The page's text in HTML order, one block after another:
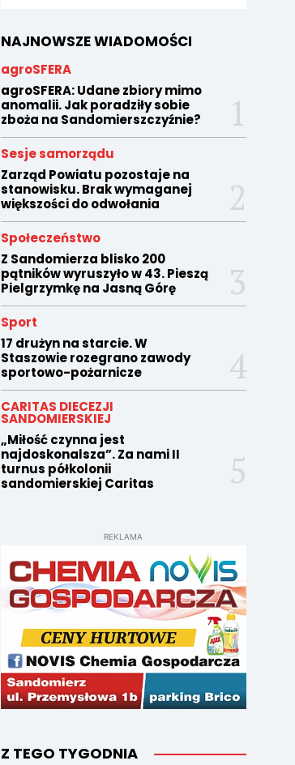
NAJNOWSZE WIADOMOŚCI
agroSFERA
agroSFERA: Udane zbiory mimo
anomalii. Jak poradziły sobie
zboża na Sandomierszczyźnie?
Sesje samorządu
Zarząd Powiatu pozostaje na
stanowisku. Brak wymaganej
większości do odwołania
Społeczeństwo
Z Sandomierza blisko 200
pątników wyruszyło w 43. Pieszą
Pielgrzymkę na Jasną Górę
Sport
17 drużyn na starcie. W
Staszowie rozegrano zawody
sportowo-pożarnicze
CARITAS DIECEZJI
SANDOMIERSKIEJ
„Miłość czynna jest
najdoskonalsza”. Za nami II
turnus półkolonii
sandomierskiej Caritas
REKLAMA
Z TEGO TYGODNIA